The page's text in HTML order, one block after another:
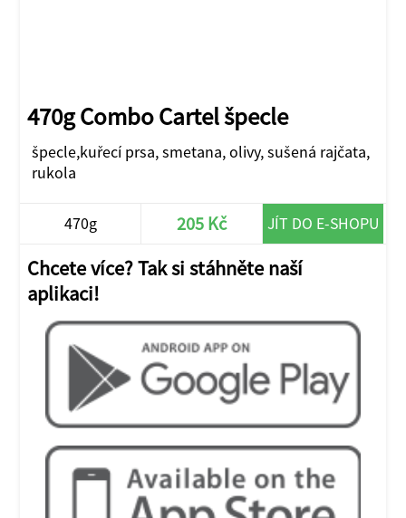
470g Combo Cartel špecle
špecle,kuřecí prsa, smetana, olivy, sušená rajčata,
rukola
470g 205 Kč JÍT DO E-SHOPU
Chcete více? Tak si stáhněte naší
aplikaci!